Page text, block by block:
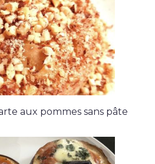
aux pommes sans pâte